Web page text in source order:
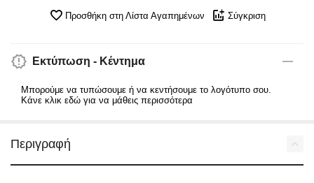
Προσθήκη στη Λίστα Αγαπημένων Σύγκριση
Εκτύπωση - Κέντημα
Μπορούμε να τυπώσουμε ή να κεντήσουμε το λογότυπο σου.
Κάνε κλικ εδώ για να μάθεις περισσότερα
Περιγραφή